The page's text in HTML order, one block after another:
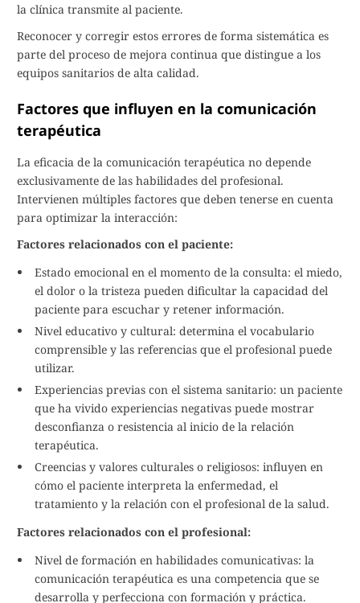
la clínica transmite al paciente.
Reconocer y corregir estos errores de forma sistemática es
parte del proceso de mejora continua que distingue a los
equipos sanitarios de alta calidad.
Factores que influyen en la comunicación
terapéutica
La eficacia de la comunicación terapéutica no depende
exclusivamente de las habilidades del profesional.
Intervienen múltiples factores que deben tenerse en cuenta
para optimizar la interacción:
Factores relacionados con el paciente:
Estado emocional en el momento de la consulta: el miedo,
el dolor o la tristeza pueden dificultar la capacidad del
paciente para escuchar y retener información.
Nivel educativo y cultural: determina el vocabulario
comprensible y las referencias que el profesional puede
utilizar.
Experiencias previas con el sistema sanitario: un paciente
que ha vivido experiencias negativas puede mostrar
desconfianza o resistencia al inicio de la relación
terapéutica.
Creencias y valores culturales o religiosos: influyen en
cómo el paciente interpreta la enfermedad, el
tratamiento y la relación con el profesional de la salud.
Factores relacionados con el profesional:
Nivel de formación en habilidades comunicativas: la
comunicación terapéutica es una competencia que se
desarrolla y perfecciona con formación y práctica.